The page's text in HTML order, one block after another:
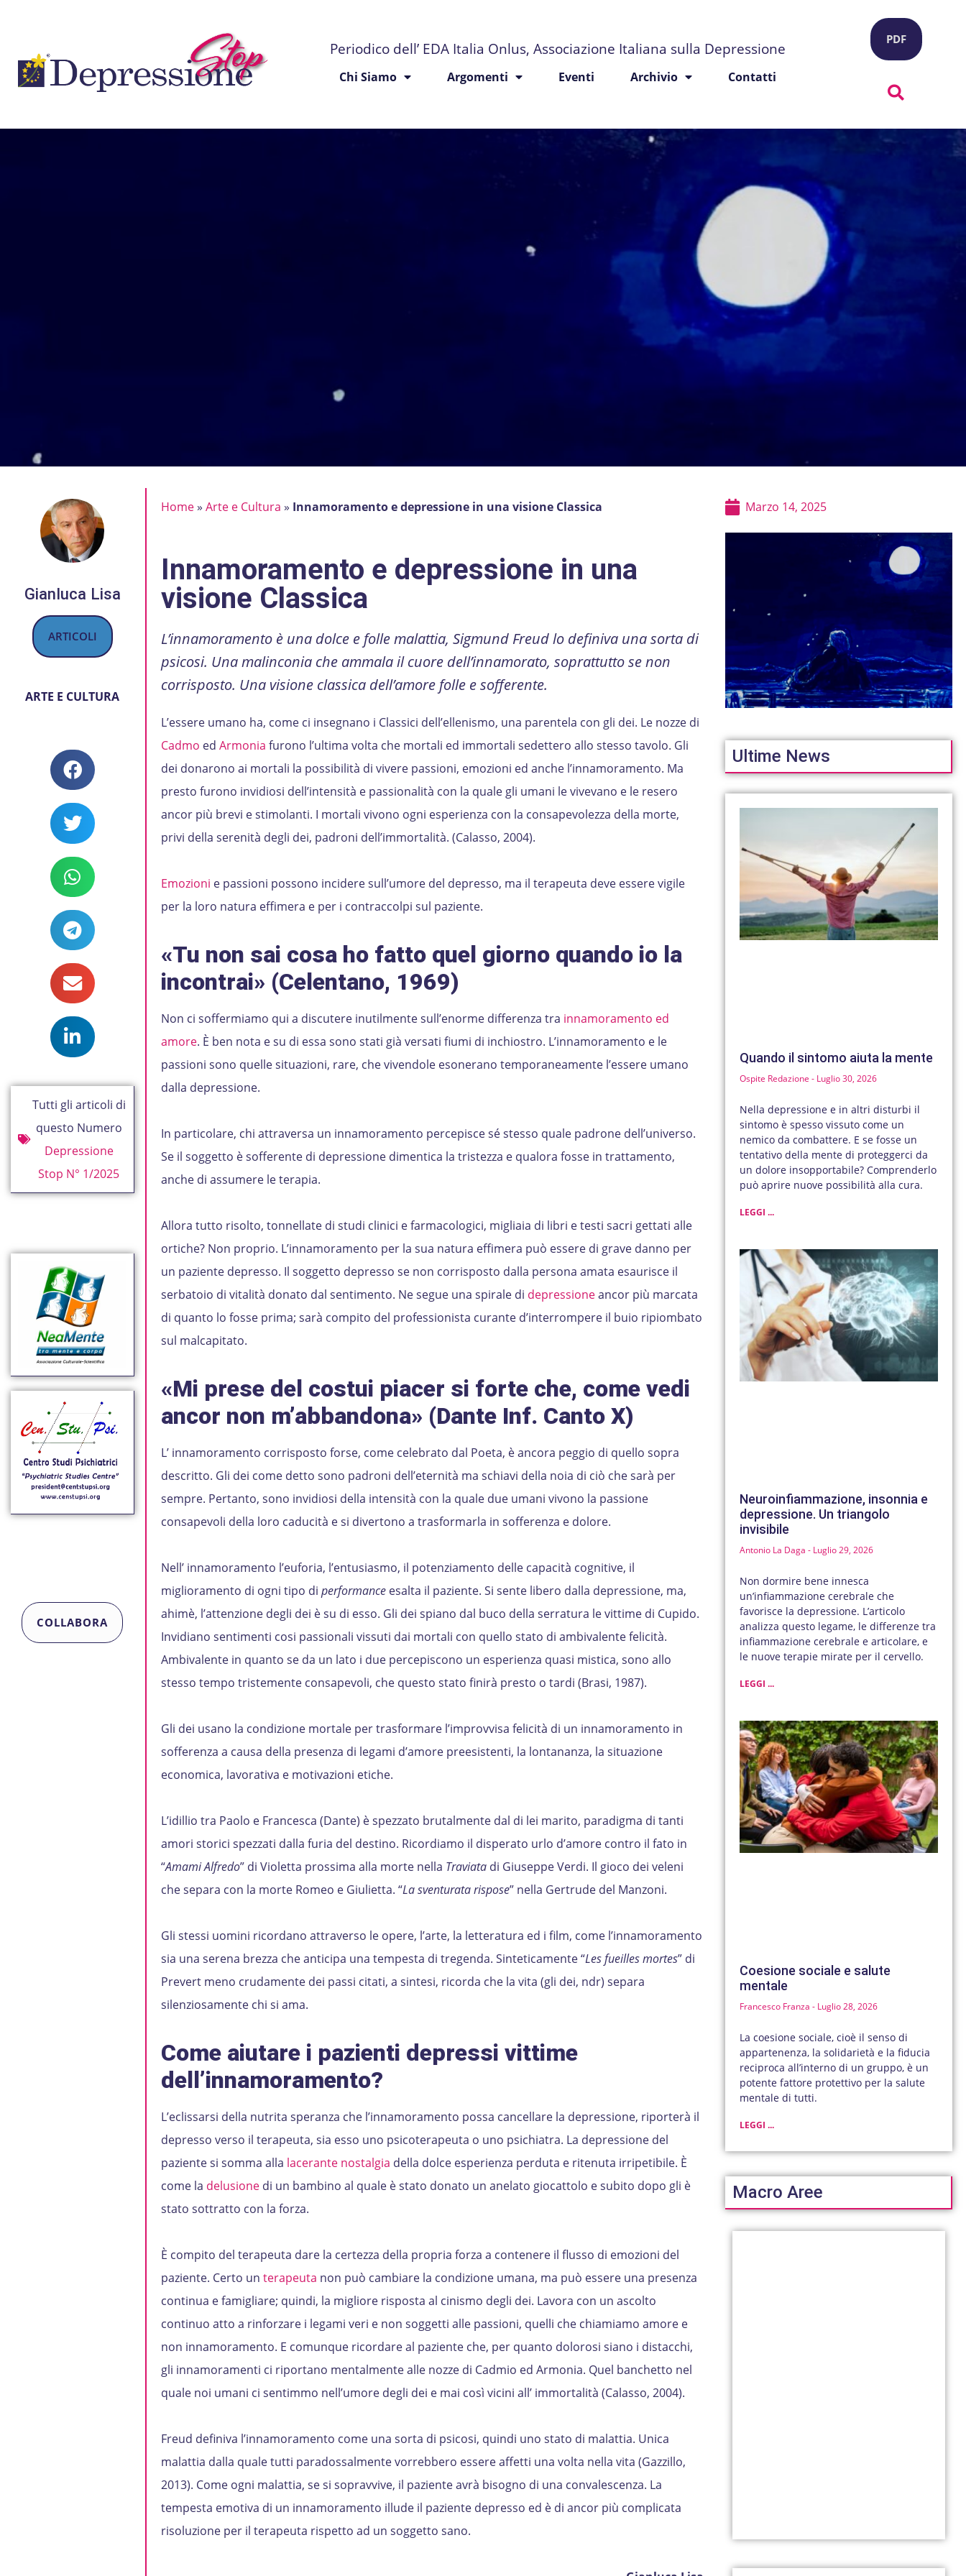
Periodico dell’ EDA Italia Onlus, Associazione Italiana sulla Depressione
Chi Siamo Argomenti Eventi Archivio Contatti
PDF
Gianluca Lisa
ARTICOLI
ARTE E CULTURA
Tutti gli articoli di
questo Numero
Depressione
Stop N° 1/2025
COLLABORA
Home» Arte e Cultura » Innamoramento e depressione in una visione Classica
Innamoramento e depressione in una
visione Classica
L’innamoramento è una dolce e folle malattia, Sigmund Freud lo definiva una sorta di
psicosi. Una malinconia che ammala il cuore dell’innamorato, soprattutto se non
corrisposto. Una visione classica dell’amore folle e sofferente.
L’essere umano ha, come ci insegnano i Classici dell’ellenismo, una parentela con gli dei. Le nozze di
Cadmo ed Armonia furono l’ultima volta che mortali ed immortali sedettero allo stesso tavolo. Gli
dei donarono ai mortali la possibilità di vivere passioni, emozioni ed anche l’innamoramento. Ma
presto furono invidiosi dell’intensità e passionalità con la quale gli umani le vivevano e le resero
ancor più brevi e stimolanti. I mortali vivono ogni esperienza con la consapevolezza della morte,
privi della serenità degli dei, padroni dell’immortalità. (Calasso, 2004).
Emozioni e passioni possono incidere sull’umore del depresso, ma il terapeuta deve essere vigile
per la loro natura effimera e per i contraccolpi sul paziente.
«Tu non sai cosa ho fatto quel giorno quando io la
incontrai» (Celentano, 1969)
Non ci soffermiamo qui a discutere inutilmente sull’enorme differenza tra innamoramento ed
amore. È ben nota e su di essa sono stati già versati fiumi di inchiostro. L’innamoramento e le
passioni sono quelle situazioni, rare, che vivendole esonerano temporaneamente l’essere umano
dalla depressione.
In particolare, chi attraversa un innamoramento percepisce sé stesso quale padrone dell’universo.
Se il soggetto è sofferente di depressione dimentica la tristezza e qualora fosse in trattamento,
anche di assumere le terapia.
Allora tutto risolto, tonnellate di studi clinici e farmacologici, migliaia di libri e testi sacri gettati alle
ortiche? Non proprio. L’innamoramento per la sua natura effimera può essere di grave danno per
un paziente depresso. Il soggetto depresso se non corrisposto dalla persona amata esaurisce il
serbatoio di vitalità donato dal sentimento. Ne segue una spirale di depressioneancor più marcata
di quanto lo fosse prima; sarà compito del professionista curante d’interrompere il buio ripiombato
sul malcapitato.
«Mi prese del costui piacer si forte che, come vedi
ancor non m’abbandona» (Dante Inf. Canto X)
L’ innamoramento corrisposto forse, come celebrato dal Poeta, è ancora peggio di quello sopra
descritto. Gli dei come detto sono padroni dell’eternità ma schiavi della noia di ciò che sarà per
sempre. Pertanto, sono invidiosi della intensità con la quale due umani vivono la passione
consapevoli della loro caducità e si divertono a trasformarla in sofferenza e dolore.
Nell’ innamoramento l’euforia, l’entusiasmo, il potenziamento delle capacità cognitive, il
miglioramento di ogni tipo di performanceesalta il paziente. Si sente libero dalla depressione, ma,
ahimè, l’attenzione degli dei è su di esso. Gli dei spiano dal buco della serratura le vittime di Cupido.
Invidiano sentimenti cosi passionali vissuti dai mortali con quello stato di ambivalente felicità.
Ambivalente in quanto se da un lato i due percepiscono un esperienza quasi mistica, sono allo
stesso tempo tristemente consapevoli, che questo stato finirà presto o tardi (Brasi, 1987).
Gli dei usano la condizione mortale per trasformare l’improvvisa felicità di un innamoramento in
sofferenza a causa della presenza di legami d’amore preesistenti, la lontananza, la situazione
economica, lavorativa e motivazioni etiche.
L’idillio tra Paolo e Francesca (Dante) è spezzato brutalmente dal di lei marito, paradigma di tanti
amori storici spezzati dalla furia del destino. Ricordiamo il disperato urlo d’amore contro il fato in
“Amami Alfredo” di Violetta prossima alla morte nella Traviatadi Giuseppe Verdi. Il gioco dei veleni
che separa con la morte Romeo e Giulietta. “La sventurata rispose” nella Gertrude del Manzoni.
Gli stessi uomini ricordano attraverso le opere, l’arte, la letteratura ed i film, come l’innamoramento
sia una serena brezza che anticipa una tempesta di tregenda. Sinteticamente “Les fueilles mortes” di
Prevert meno crudamente dei passi citati, a sintesi, ricorda che la vita (gli dei, ndr) separa
silenziosamente chi si ama.
Come aiutare i pazienti depressi vittime
dell’innamoramento?
L’eclissarsi della nutrita speranza che l’innamoramento possa cancellare la depressione, riporterà il
depresso verso il terapeuta, sia esso uno psicoterapeuta o uno psichiatra. La depressione del
paziente si somma alla lacerante nostalgia della dolce esperienza perduta e ritenuta irripetibile. È
come la delusione di un bambino al quale è stato donato un anelato giocattolo e subito dopo gli è
stato sottratto con la forza.
È compito del terapeuta dare la certezza della propria forza a contenere il flusso di emozioni del
paziente. Certo un terapeuta non può cambiare la condizione umana, ma può essere una presenza
continua e famigliare; quindi, la migliore risposta al cinismo degli dei. Lavora con un ascolto
continuo atto a rinforzare i legami veri e non soggetti alle passioni, quelli che chiamiamo amore e
non innamoramento. E comunque ricordare al paziente che, per quanto dolorosi siano i distacchi,
gli innamoramenti ci riportano mentalmente alle nozze di Cadmio ed Armonia. Quel banchetto nel
quale noi umani ci sentimmo nell’umore degli dei e mai così vicini all’ immortalità (Calasso, 2004).
Freud definiva l’innamoramento come una sorta di psicosi, quindi uno stato di malattia. Unica
malattia dalla quale tutti paradossalmente vorrebbero essere affetti una volta nella vita (Gazzillo,
2013). Come ogni malattia, se si sopravvive, il paziente avrà bisogno di una convalescenza. La
tempesta emotiva di un innamoramento illude il paziente depresso ed è di ancor più complicata
risoluzione per il terapeuta rispetto ad un soggetto sano.
Marzo 14, 2025
Ultime News
Quando il sintomo aiuta la mente
Ospite Redazione Luglio 30, 2026
Nella depressione e in altri disturbi il
sintomo è spesso vissuto come un
nemico da combattere. E se fosse un
tentativo della mente di proteggerci da
un dolore insopportabile? Comprenderlo
può aprire nuove possibilità alla cura.
LEGGI ...
Neuroinfiammazione, insonnia e
depressione. Un triangolo
invisibile
Antonio La Daga Luglio 29, 2026
Non dormire bene innesca
un’infiammazione cerebrale che
favorisce la depressione. L’articolo
analizza questo legame, le differenze tra
infiammazione cerebrale e articolare, e
le nuove terapie mirate per il cervello.
LEGGI ...
Coesione sociale e salute
mentale
Francesco Franza Luglio 28, 2026
La coesione sociale, cioè il senso di
appartenenza, la solidarietà e la fiducia
reciproca all’interno di un gruppo, è un
potente fattore protettivo per la salute
mentale di tutti.
LEGGI ...
Macro Aree